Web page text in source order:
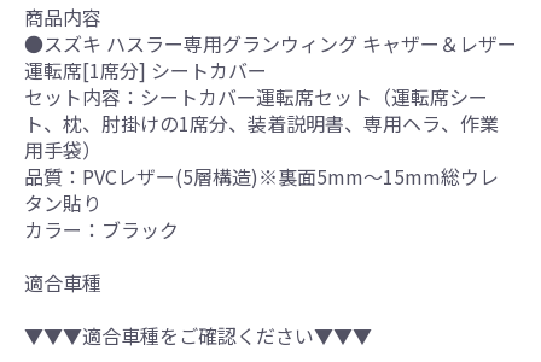
商品内容
●スズキ ハスラー専用グランウィング キャザー＆レザー
運転席[1席分] シートカバー
セット内容：シートカバー運転席セット（運転席シー
ト、枕、肘掛けの1席分、装着説明書、専用ヘラ、作業
用手袋）
品質：PVCレザー(5層構造)※裏面5mm～15mm総ウレ
タン貼り
カラー：ブラック
適合車種
▼▼▼適合車種をご確認ください▼▼▼